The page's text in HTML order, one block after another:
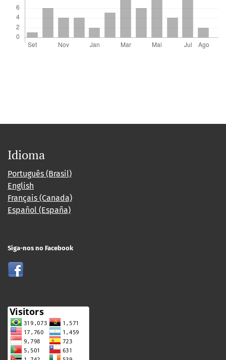
Idioma
Português (Brasil)
English
Français (Canada)
Español (España)
Siga-nos no Facebook